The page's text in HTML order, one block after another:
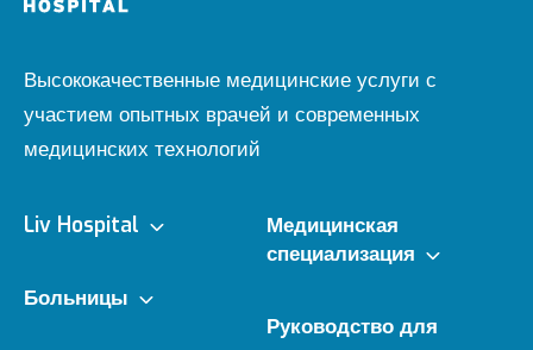
Высококачественные медицинские услуги с
участием опытных врачей и современных
медицинских технологий
Liv Hospital
Больницы
Медицинская
специализация
Руководство для